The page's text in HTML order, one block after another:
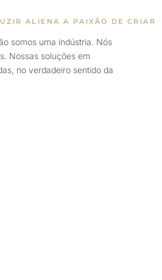
ALIENA A PAIXÃO DE CRIAR
somos uma indústria. Nós
Nossas soluções em
no verdadeiro sentido da